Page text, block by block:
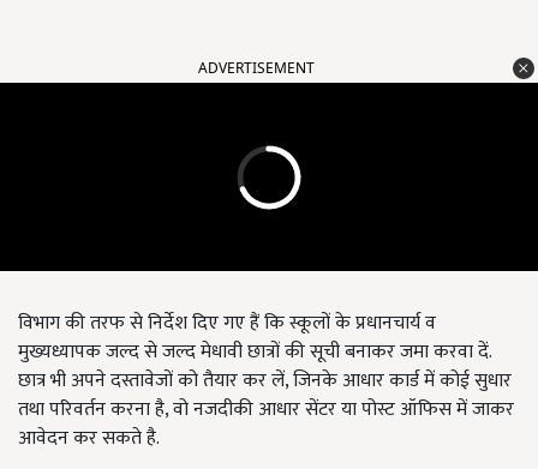
ADVERTISEMENT
विभाग की तरफ से निर्देश दिए गए हैं कि स्कूलों के प्रधानचार्य व
मुख्यध्यापक जल्द से जल्द मेधावी छात्रों की सूची बनाकर जमा करवा दें.
छात्र भी अपने दस्तावेजों को तैयार कर लें, जिनके आधार कार्ड में कोई सुधार
तथा परिवर्तन करना है, वो नजदीकी आधार सेंटर या पोस्ट ऑफिस में जाकर
आवेदन कर सकते है.